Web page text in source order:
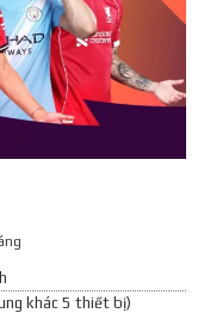
khác 5 thiết bị)